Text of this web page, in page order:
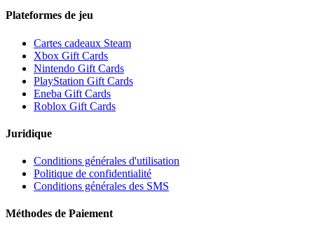
Plateformes de jeu
Cartes cadeaux Steam
Xbox Gift Cards
Nintendo Gift Cards
PlayStation Gift Cards
Eneba Gift Cards
Roblox Gift Cards
Juridique
Conditions générales d'utilisation
Politique de confidentialité
Conditions générales des SMS
Méthodes de Paiement